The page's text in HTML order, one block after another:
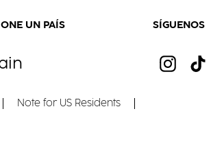
UN PAÍS SÍGUENOS
Note for US Residents